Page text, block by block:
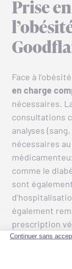
Prise
Face à
en charge
nécessaires.
consultations
analyses
nécessaires
comme le
sont
également
prescription
uneprotection
que soit leur
long du